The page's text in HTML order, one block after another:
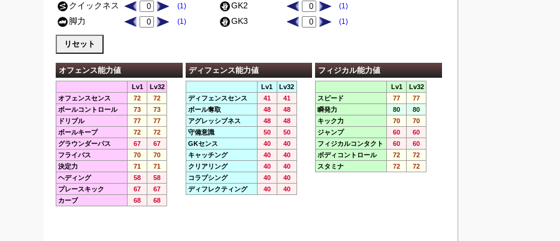
クイックネス (1)
脚力 (1)
GK2 (1)
GK3 (1)
オフェンス能力値
Lv1
Lv32
オフェンスセンス
72
72
ボールコントロール
73
73
ドリブル
77
77
ボールキープ
72
72
グラウンダーパス
67
67
フライパス
70
70
決定力
71
71
ヘディング
58
58
プレースキック
67
67
カーブ
68 68
ディフェンス能力値
Lv1
Lv32
ディフェンスセンス
41
41
ボール奪取
48
48
アグレッシブネス
48
48
守備意識
50
50
GKセンス
40
40
キャッチング
40
40
クリアリング
40
40
コラプシング
40
40
ディフレクティング
40 40
フィジカル能力値
Lv1
Lv32
スピード
77
77
瞬発力
80
80
キック力
70
70
ジャンプ
60
60
フィジカルコンタクト
60
60
ボディコントロール
72
72
スタミナ
72 72